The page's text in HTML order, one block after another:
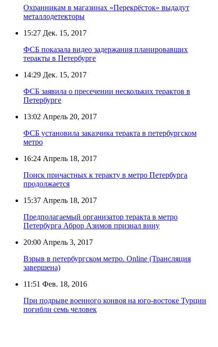
Охранникам в магазинах «Перекрёсток» выдадут
металлодетекторы
15:27 Дек. 15, 2017
ФСБ показала видео задержания планировавших
теракты в Петербурге
14:29 Дек. 15, 2017
ФСБ заявила о пресечении нескольких терактов в
Петербурге
13:02 Апрель 20, 2017
ФСБ установила заказчика теракта в петербургском
метро
16:24 Апрель 18, 2017
Поиск причастных к теракту в метро Петербурга
продолжается
15:37 Апрель 18, 2017
Предполагаемый организатор теракта в метро
Петербурга Аброр Азимов признал вину
20:00 Апрель 3, 2017
Взрыв в петербургском метро. Online (Трансляция
завершена)
11:51 Фев. 18, 2016
При подрыве военного конвоя на юго-востоке Турции
погибли семь человек